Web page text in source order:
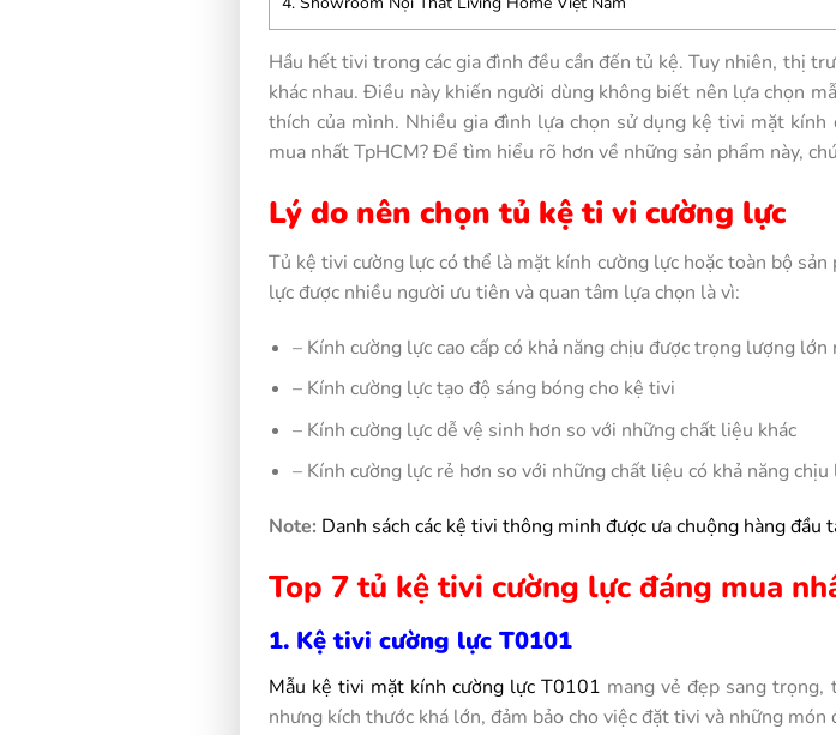
Hầu hết tivi trong các gia đình đều cần đến tủ kệ. Tuy nhiên, thị
khác nhau. Điều này khiến người dùng không biết nên lựa chọn
thích của mình. Nhiều gia đình lựa chọn sử dụng kệ tivi mặt
mua nhất TpHCM? Để tìm hiểu rõ hơn về những sản phẩm này,
Lý do nên chọn tủ kệ ti vi cường lực
Tủ kệ tivi cường lực có thể là mặt kính cường lực hoặc toàn bộ
lực được nhiều người ưu tiên và quan tâm lựa chọn là vì:
– Kính cường lực cao cấp có khả năng chịu được trọng lượng
– Kính cường lực tạo độ sáng bóng cho kệ tivi
– Kính cường lực dễ vệ sinh hơn so với những chất liệu khác
– Kính cường lực rẻ hơn so với những chất liệu có khả năng
Note: Danh sách các kệ tivi thông minh được ưa chuộng hàng đầu
Top 7 tủ kệ tivi cường lực đáng mua
1. Kệ tivi cường lực T0101
Mẫu kệ tivi mặt kính cường lực T0101 mang vẻ đẹp sang
nhưng kích thước khá lớn, đảm bảo cho việc đặt tivi và những